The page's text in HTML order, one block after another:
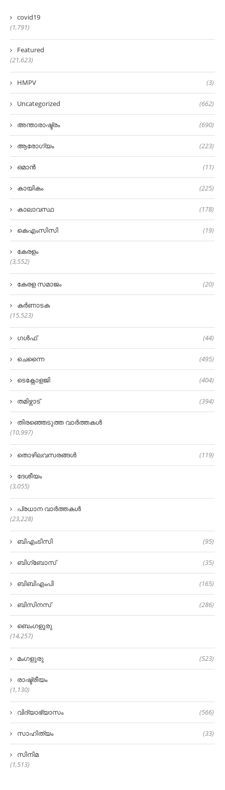
covid19
(1,791)
Featured
(21,623)
HMPV (3)
Uncategorized (662)
അന്താരാഷ്ട്രം (690)
ആരോഗ്യം (223)
ഒമാൻ (11)
കായികം (225)
കാലാവസ്ഥ (178)
കെഎംസിസി (19)
കേരളം
(3,552)
കേരള സമാജം (20)
കർണാടക
(15,523)
ഗൾഫ് (44)
ചെന്നൈ (495)
ടെക്നോളജി (404)
തമിഴ്നാട് (394)
തിരഞ്ഞെടുത്ത വാർത്തകൾ
(10,997)
തൊഴിലവസരങ്ങൾ (119)
ദേശീയം
(3,055)
പ്രധാന വാർത്തകൾ
(23,228)
ബിഎംടിസി (95)
ബിഗ്‌ബോസ് (35)
ബിബിഎംപി (165)
ബിസിനസ് (286)
ബെംഗളൂരു
(14,257)
മംഗളുരു (523)
രാഷ്ട്രീയം
(1,130)
വിദ്യാഭ്യാസം (566)
സാഹിത്യം (33)
സിനിമ
(1,513)